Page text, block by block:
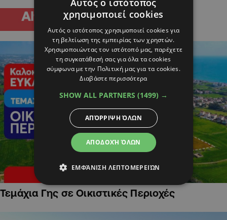
Τεμάχια Γης σε Οικιστικές Περιοχές
χρησιμοποιεί cookies
Αυτός ο ιστότοπος χρησιμοποιεί cookies για
τη βελτίωση της εμπειρίας των χρηστών.
Χρησιμοποιώντας τον ιστότοπό μας, παρέχετε
τη συγκατάθεσή σας για όλα τα cookies
σύμφωνα με την Πολιτική μας για τα cookies.
Διαβάστε περισσότερα
SHOW ALL PARTNERS (1499) →
ΑΠΟΔΟΧΉ ΌΛΩΝ
ΑΠΌΡΡΙΨΗ ΌΛΩΝ
ΕΜΦΆΝΙΣΗ ΛΕΠΤΟΜΕΡΕΙΏΝ